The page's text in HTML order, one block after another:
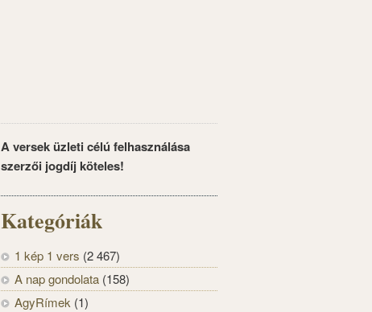
A versek üzleti célú felhasználása
szerzői jogdíj köteles!
Kategóriák
1 kép 1 vers (2 467)
A nap gondolata (158)
AgyRímek (1)